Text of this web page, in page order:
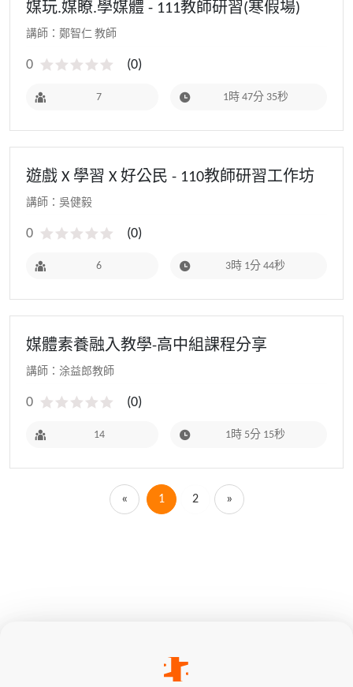
媒玩.媒瞭.學媒體 - 111教師研習(寒假場)
講師：鄭智仁 教師
0 (0)
7 1時 47分 35秒
遊戲 X 學習 X 好公民 - 110教師研習工作坊
講師：吳健毅
0 (0)
6 3時 1分 44秒
媒體素養融入教學-高中組課程分享
講師：涂益郎教師
0 (0)
14 1時 5分 15秒
« 1 2 »